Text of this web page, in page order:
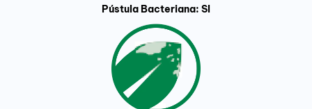
Pústula Bacteriana: SI